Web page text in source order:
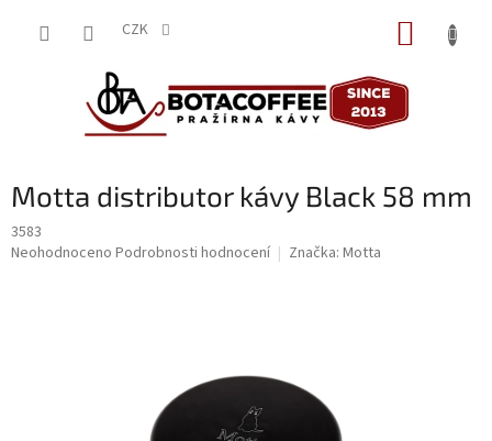
CZK
Motta distributor kávy Black 58 mm
3583
Průměrné
Neohodnoceno Podrobnosti hodnocení Značka: Motta